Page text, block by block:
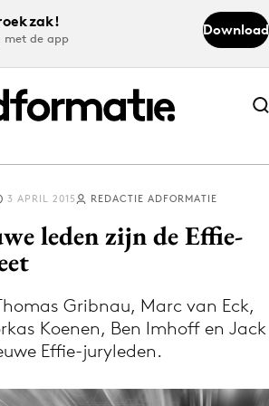
met de app
Download
Abonneer nu
Abonneer nu
nieuws via de Adformatie
Nieuws app
3 APRIL 2015 REDACTIE ADFORMATIE
leden zijn de Effie-
Gribnau, Marc van Eck,
Koenen, Ben Imhoff en Jack
Effie-juryleden.